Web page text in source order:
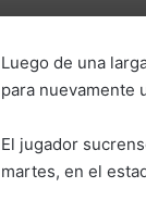
Luego de una
para nuevamente
El jugador
martes, en el